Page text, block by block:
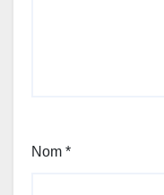
Nom *